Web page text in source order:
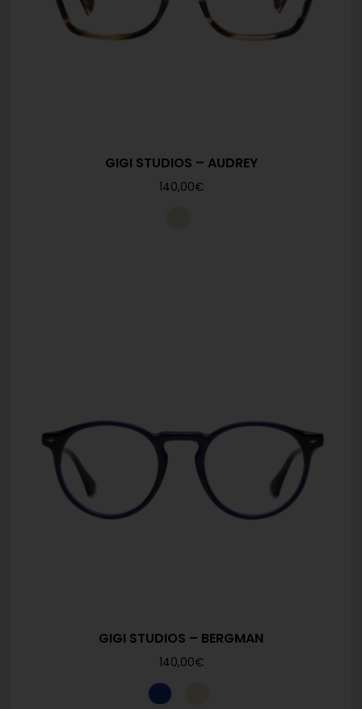
GIGI STUDIOS – AUDREY
140,00€
GIGI STUDIOS – BERGMAN
140,00€